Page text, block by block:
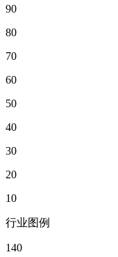
90
80
70
60
50
40
30
20
10
行业图例
140